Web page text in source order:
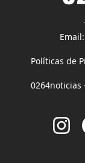
Políticas de
0264noticias